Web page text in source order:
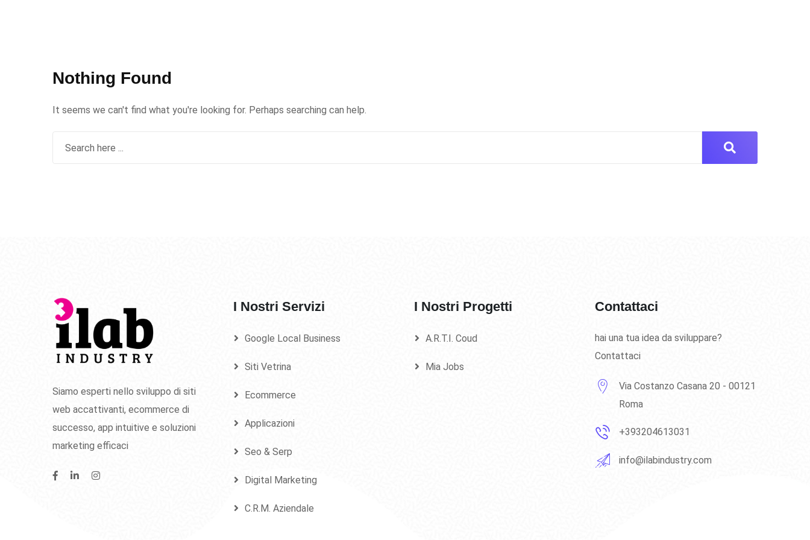
Nothing Found
It seems we can't find what you're looking for. Perhaps searching can help.
Siamo esperti nello sviluppo di siti
web accattivanti, ecommerce di
successo, app intuitive e soluzioni
marketing efficaci
I Nostri Servizi
Google Local Business
Siti Vetrina
Ecommerce
Applicazioni
Seo & Serp
Digital Marketing
C.R.M. Aziendale
I Nostri Progetti
A.R.T.I. Coud
Mia Jobs
Contattaci
hai una tua idea da sviluppare?
Contattaci
Via Costanzo Casana 20 - 00121
Roma
+393204613031
info@ilabindustry.com